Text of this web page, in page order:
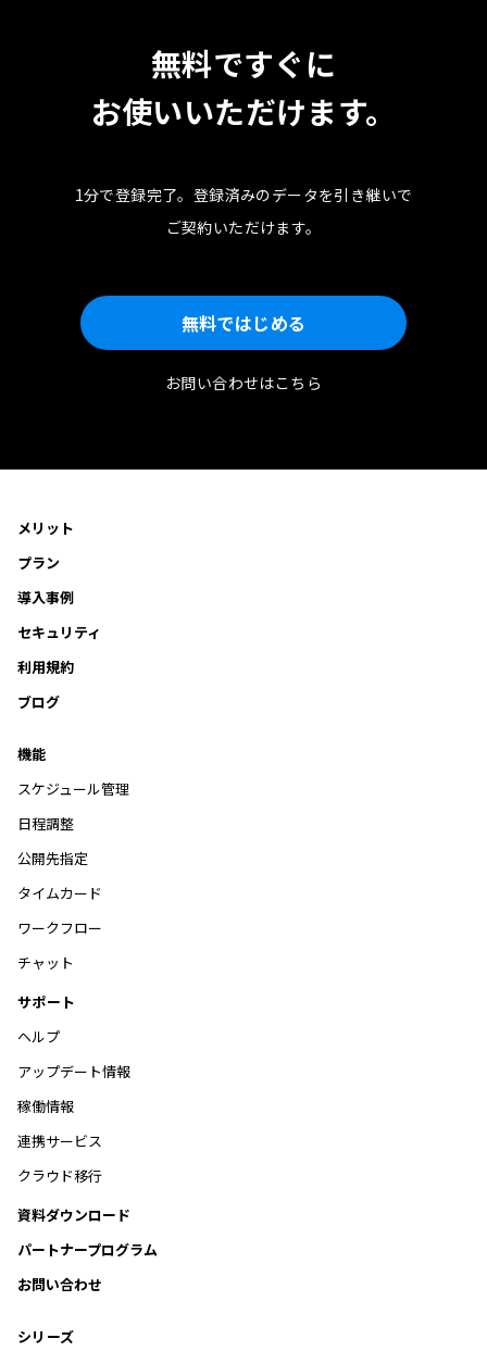
無料ですぐに
お使いいただけます。
1分で登録完了。 登録済みのデータを引き継いで
ご契約いただけます。
無料ではじめる
お問い合わせはこちら
メリット
プラン
導入事例
セキュリティ
利用規約
ブログ
機能
スケジュール管理
日程調整
公開先指定
タイムカード
ワークフロー
チャット
サポート
ヘルプ
アップデート情報
稼働情報
連携サービス
クラウド移行
資料ダウンロード
パートナープログラム
お問い合わせ
シリーズ